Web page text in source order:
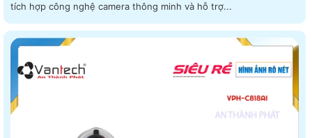
tích hợp công nghệ camera thông minh và hỗ trợ...